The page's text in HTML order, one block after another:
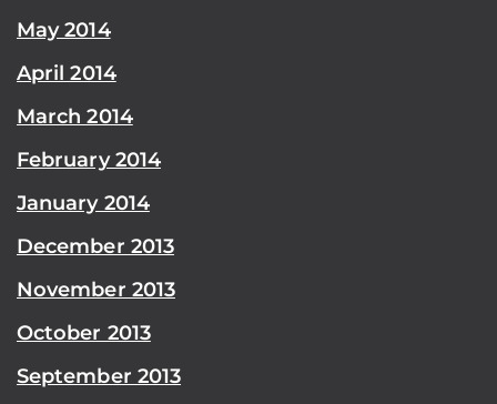
May 2014
April 2014
March 2014
February 2014
January 2014
December 2013
November 2013
October 2013
September 2013